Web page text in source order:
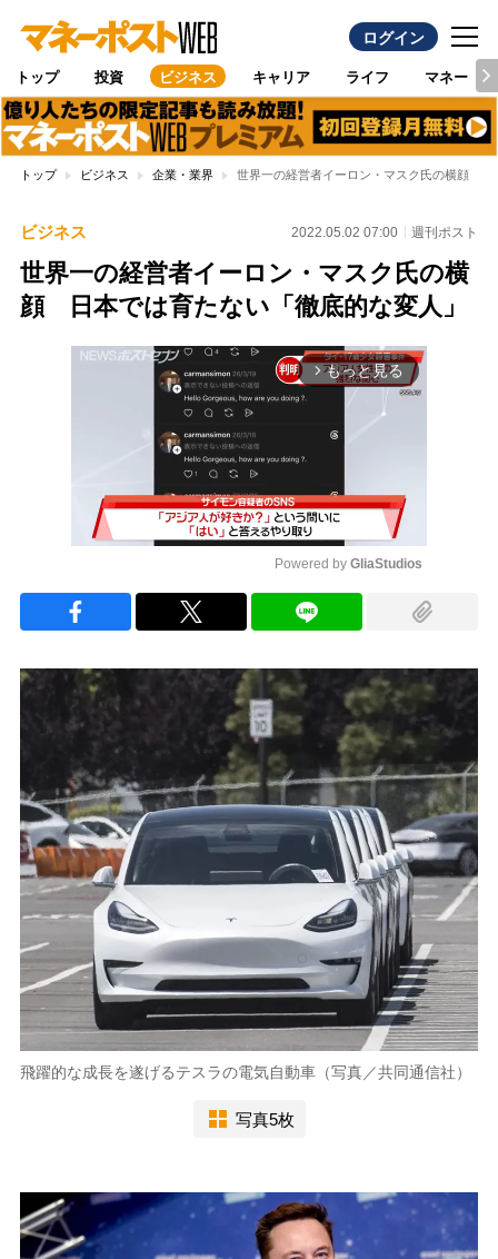
ログイン
トップ 投資 ビジネス キャリア ライフ マネー
トップ ビジネス 企業・業界 世界一の経営者イーロン・マスク氏の横顔 日
ビジネス 2022.05.02 07:00 週刊ポスト
世界一の経営者イーロン・マスク氏の横
顔 日本では育たない「徹底的な変人」
arrow_forward_ios もっと見る
Powered by GliaStudios
飛躍的な成長を遂げるテスラの電気自動車（写真／共同通信社）
写真5枚